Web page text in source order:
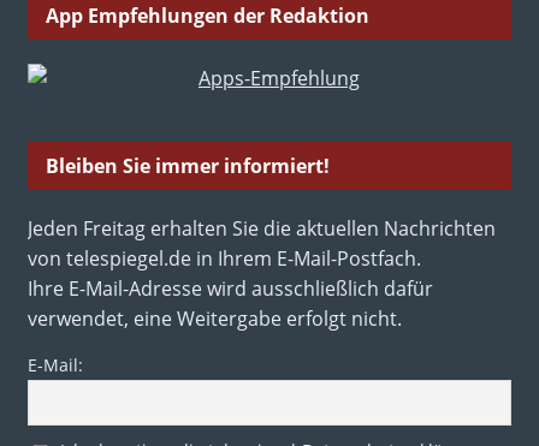
App Empfehlungen der Redaktion
Bleiben Sie immer informiert!
Jeden Freitag erhalten Sie die aktuellen Nachrichten
von telespiegel.de in Ihrem E-Mail-Postfach.
Ihre E-Mail-Adresse wird ausschließlich dafür
verwendet, eine Weitergabe erfolgt nicht.
E-Mail: